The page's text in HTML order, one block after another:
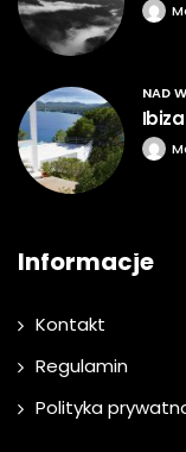
NAD
Informacje
Kontakt
Regulamin
Polityka